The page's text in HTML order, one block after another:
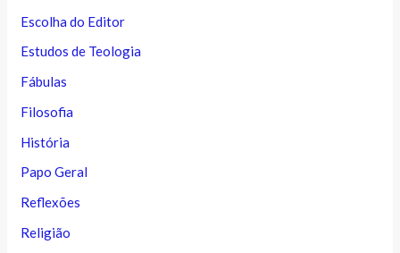
Escolha do Editor
Estudos de Teologia
Fábulas
Filosofia
História
Papo Geral
Reflexões
Religião